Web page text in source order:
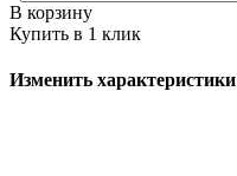
В корзину
Купить в 1 клик
Изменить характеристики